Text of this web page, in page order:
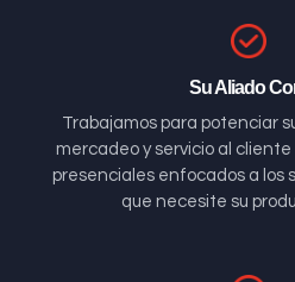
Su Aliado
Trabajamos para potenciar
mercadeo y servicio al
presenciales enfocados a los
que necesite su